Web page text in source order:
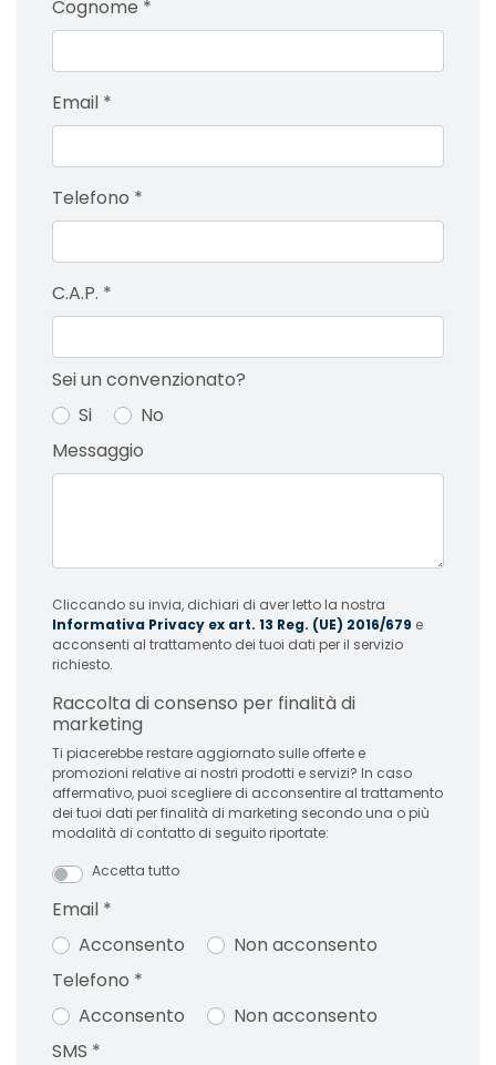
Cognome *
Email *
Telefono *
C.A.P. *
Sei un convenzionato?
Si
No
Messaggio
Cliccando su invia, dichiari di aver letto la nostra
Informativa Privacy ex art. 13 Reg. (UE) 2016/679 e
acconsenti al trattamento dei tuoi dati per il servizio
richiesto.
Raccolta di consenso per finalità di
marketing
Ti piacerebbe restare aggiornato sulle offerte e
promozioni relative ai nostri prodotti e servizi? In caso
affermativo, puoi scegliere di acconsentire al trattamento
dei tuoi dati per finalità di marketing secondo una o più
modalità di contatto di seguito riportate:
Accetta tutto
Email *
Acconsento
Non acconsento
Telefono *
Acconsento
Non acconsento
SMS *